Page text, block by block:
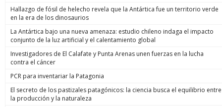
Hallazgo de fósil de helecho revela que la Antártica fue un territorio verde
en la era de los dinosaurios
La Antártica bajo una nueva amenaza: estudio chileno indaga el impacto
conjunto de la luz artificial y el calentamiento global
Investigadores de El Calafate y Punta Arenas unen fuerzas en la lucha
contra el cáncer
PCR para inventariar la Patagonia
El secreto de los pastizales patagónicos: la ciencia busca el equilibrio entre
la producción y la naturaleza